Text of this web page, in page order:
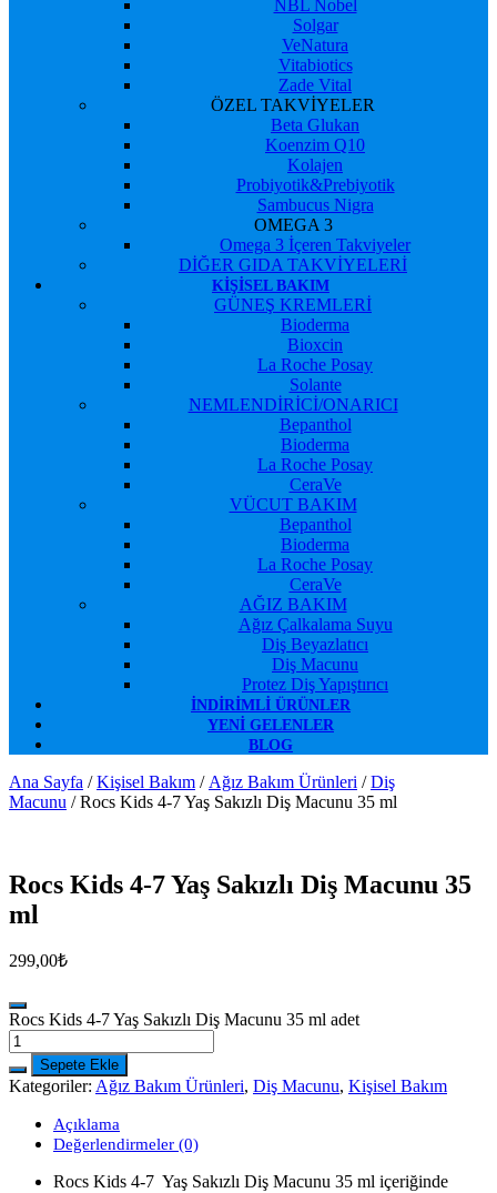
NBL Nobel
Solgar
VeNatura
Vitabiotics
Zade Vital
ÖZEL TAKVİYELER
Beta Glukan
Koenzim Q10
Kolajen
Probiyotik&Prebiyotik
Sambucus Nigra
OMEGA 3
Omega 3 İçeren Takviyeler
DİĞER GIDA TAKVİYELERİ
KIŞISEL BAKIM
GÜNEŞ KREMLERİ
Bioderma
Bioxcin
La Roche Posay
Solante
NEMLENDİRİCİ/ONARICI
Bepanthol
Bioderma
La Roche Posay
CeraVe
VÜCUT BAKIM
Bepanthol
Bioderma
La Roche Posay
CeraVe
AĞIZ BAKIM
Ağız Çalkalama Suyu
Diş Beyazlatıcı
Diş Macunu
Protez Diş Yapıştırıcı
İNDIRIMLI ÜRÜNLER
YENI GELENLER
BLOG
Ana Sayfa /Kişisel Bakım / Ağız Bakım Ürünleri /Diş
Macunu / Rocs Kids 4-7 Yaş Sakızlı Diş Macunu 35 ml
Rocs Kids 4-7 Yaş Sakızlı Diş Macunu 35
ml
299,00₺
Rocs Kids 4-7 Yaş Sakızlı Diş Macunu 35 ml adet
Sepete Ekle
Kategoriler: Ağız Bakım Ürünleri, Diş Macunu, Kişisel Bakım
Açıklama
Değerlendirmeler (0)
Rocs Kids 4-7 Yaş Sakızlı Diş Macunu 35 ml içeriğinde